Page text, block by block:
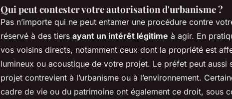
Qui peut contester votre autorisation d'urbanisme ?
Pas n’importe qui ne peut entamer une procédure contre
réservé à des tiers ayant un intérêt légitime à agir. En
vos voisins directs, notamment ceux dont la propriété est
lumineux ou acoustique de votre projet. Le préfet peut aussi
projet contrevient à l’urbanisme ou à l’environnement.
cadre de vie ou du patrimoine ont également ce droit, sous